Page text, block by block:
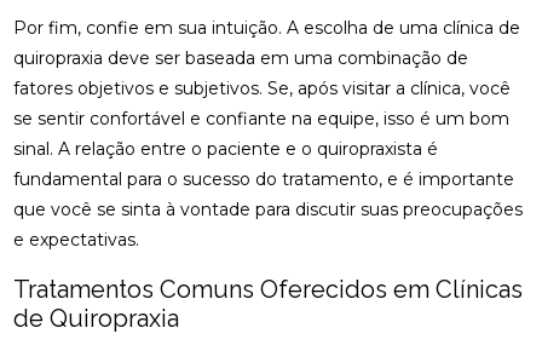
Por fim, confie em sua intuição. A escolha de uma clínica de
quiropraxia deve ser baseada em uma combinação de
fatores objetivos e subjetivos. Se, após visitar a clínica, você
se sentir confortável e confiante na equipe, isso é um bom
sinal. A relação entre o paciente e o quiropraxista é
fundamental para o sucesso do tratamento, e é importante
que você se sinta à vontade para discutir suas preocupações
e expectativas.
Tratamentos Comuns Oferecidos em Clínicas
de Quiropraxia
DESCUBRA O PREÇO DA PALMILHA PARA PÉ CHATO
E COMO ESCOLHER A IDEAL
DESCUBRA O PREÇO DA PALMILHA SOB MEDIDA: 6
FATORES IMPORTANTES
DESCUBRA O PREÇO DA PALMILHA SOB MEDIDA: 6
FATORES QUE INFLUENCIAM
FASCITE PLANTAR E COMO ESCOLHER A IDEAL